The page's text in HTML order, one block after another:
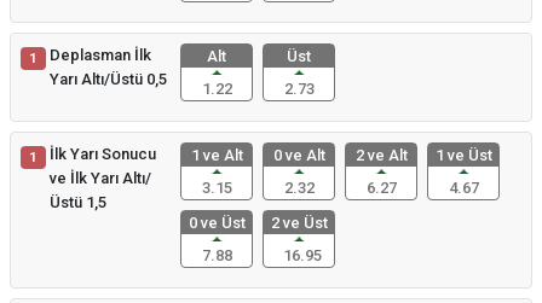
1
Deplasman İlk
Yarı Altı/Üstü 0,5
Alt
1.22
Üst
2.73
1
İlk Yarı Sonucu
ve İlk Yarı Altı/
Üstü 1,5
1 ve Alt
3.15
0 ve Alt
2.32
2 ve Alt
6.27
1 ve Üst
4.67
0 ve Üst
7.88
2 ve Üst
16.95